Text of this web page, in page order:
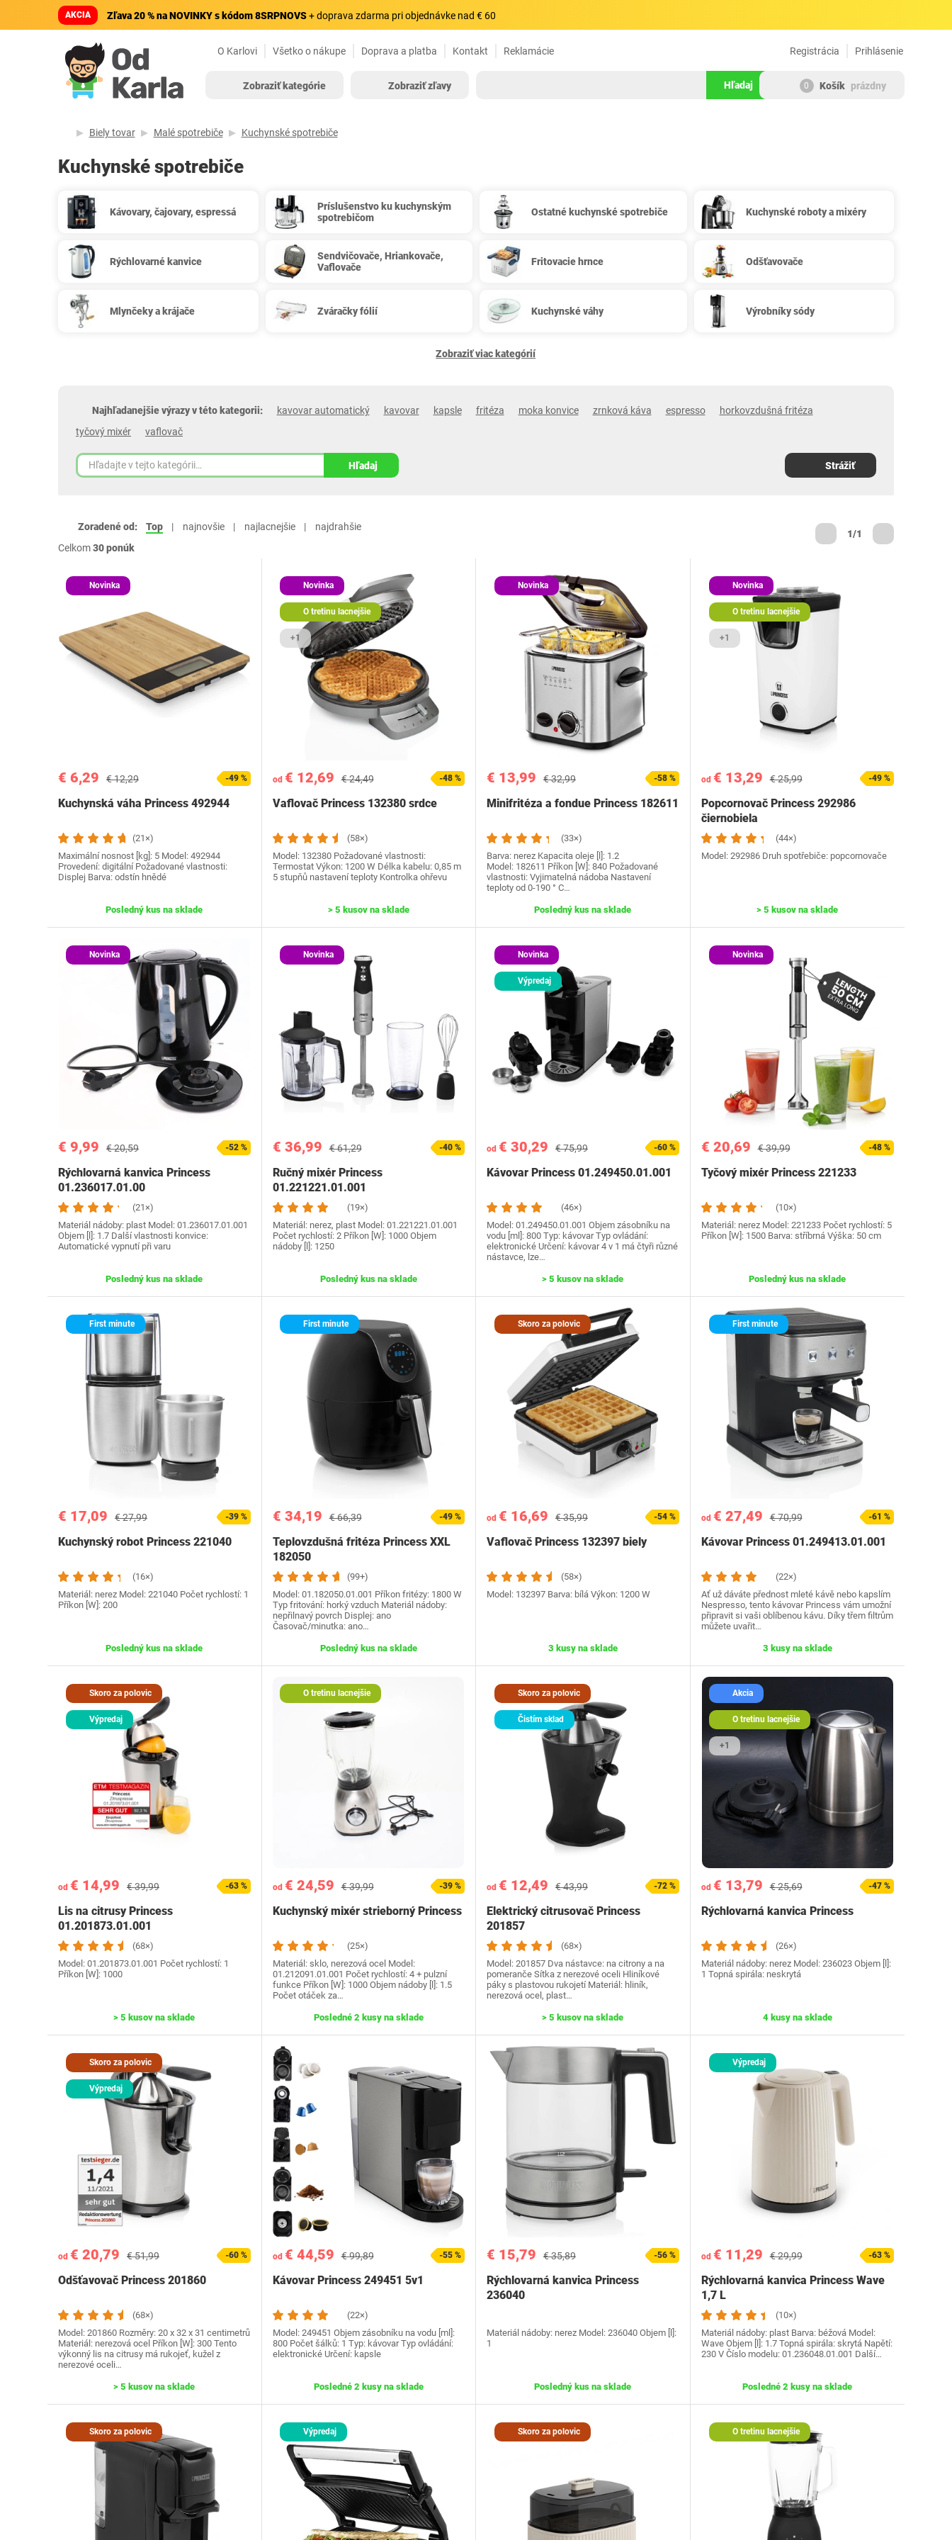
AKCIA Zľava 20 % na NOVINKY s kódom 8SRPNOVS+ doprava zdarma pri objednávke nad € 60
O Karlovi Všetko o nákupe Doprava a platba Kontakt Reklamácie Prihlásenie
Registrácia
Zobraziť kategórie Zobraziť zľavy Hľadaj 0 Košík prázdny
Biely tovar Malé spotrebiče Kuchynské spotrebiče
Kuchynské spotrebiče
Kávovary, čajovary, espressá
Príslušenstvo ku kuchynským
spotrebičom
Ostatné kuchynské spotrebiče Kuchynské roboty a mixéry
Rýchlovarné kanvice
Sendvičovače, Hriankovače,
Vaflovače
Fritovacie hrnce Odšťavovače
Mlynčeky a krájače Zváračky fólií Kuchynské váhy Výrobníky sódy
Zobraziť viac kategórií
Najhľadanejšie výrazy v této kategorii: kavovar automatický kavovar kapsle fritéza moka konvice zrnková káva espresso
horkovzdušná fritéza
tyčový mixér
vaflovač
Hľadaj Strážiť
Zoradené od: Top najnovšie najlacnejšie
najdrahšie
Celkom30 ponúk
1/1
Novinka
€ 6,29 € 12,29 -49 %
Kuchynská váha Princess 492944
(21×)
Maximální nosnost [kg]: 5 Model: 492944
Provedení: digitální Požadované vlastnosti:
Displej Barva: odstín hnědé
Posledný kus na sklade
Novinka
O tretinu lacnejšie
+1
od € 12,69 € 24,49 -48 %
Vaflovač Princess 132380 srdce
(58×)
Model: 132380 Požadované vlastnosti:
Termostat Výkon: 1200 W Délka kabelu: 0,85 m
5 stupňů nastavení teploty Kontrolka ohřevu
> 5 kusov na sklade
Novinka
€ 13,99 € 32,99 -58 %
Minifritéza a fondue Princess 182611
(33×)
Barva: nerez Kapacita oleje [l]: 1.2
Model: 182611 Příkon [W]: 840 Požadované
vlastnosti: Vyjimatelná nádoba Nastavení
teploty od 0-190 ° C…
Posledný kus na sklade
Novinka
O tretinu lacnejšie
+1
od € 13,29 € 25,99 -49 %
Popcornovač Princess 292986
čiernobiela
(44×)
Model: 292986 Druh spotřebiče: popcornovače
> 5 kusov na sklade
Novinka
€ 9,99 € 20,59 -52 %
Rýchlovarná kanvica Princess
01.236017.01.00
(21×)
Materiál nádoby: plast Model: 01.236017.01.001
Objem [l]: 1.7 Další vlastnosti konvice:
Automatické vypnutí při varu
Posledný kus na sklade
Novinka
€ 36,99 € 61,29 -40 %
Ručný mixér Princess
01.221221.01.001
(19×)
Materiál: nerez, plast Model: ‎01.221221.01.001
Počet rychlostí: 2 Příkon [W]: 1000 Objem
nádoby [l]: 1250
Posledný kus na sklade
Novinka
Výpredaj
od € 30,29 € 75,99 -60 %
Kávovar Princess 01.249450.01.001
(46×)
Model: ‎01.249450.01.001 Objem zásobníku na
vodu [ml]: 800 Typ: kávovar Typ ovládání:
elektronické Určení: kávovar 4 v 1 má čtyři různé
nástavce, lze…
> 5 kusov na sklade
Novinka
€ 20,69 € 39,99 -48 %
Tyčový mixér Princess 221233
(10×)
Materiál: nerez Model: 221233 Počet rychlostí: 5
Příkon [W]: 1500 Barva: stříbrná Výška: 50 cm
Posledný kus na sklade
First minute
€ 17,09 € 27,99 -39 %
Kuchynský robot Princess 221040
(16×)
Materiál: nerez Model: 221040 Počet rychlostí: 1
Příkon [W]: 200
Posledný kus na sklade
First minute
€ 34,19 € 66,39 -49 %
Teplovzdušná fritéza Princess XXL
182050
(99+)
Model: 01.182050.01.001 Příkon fritézy: 1800 W
Typ fritování: horký vzduch Materiál nádoby:
nepřilnavý povrch Displej: ano
Časovač/minutka: ano…
Posledný kus na sklade
Skoro za polovic
od € 16,69 € 35,99 -54 %
Vaflovač Princess 132397 biely
(58×)
Model: 132397 Barva: bílá Výkon: 1200 W
3 kusy na sklade
First minute
od € 27,49 € 70,99 -61 %
Kávovar Princess 01.249413.01.001
(22×)
Ať už dáváte přednost mleté kávě nebo kapslím
Nespresso, tento kávovar Princess vám umožní
připravit si vaši oblíbenou kávu. Díky třem filtrům
můžete uvařit…
3 kusy na sklade
Skoro za polovic
Výpredaj
od € 14,99 € 39,99 -63 %
Lis na citrusy Princess
01.201873.01.001
(68×)
Model: 01.201873.01.001 Počet rychlostí: 1
Příkon [W]: 1000
> 5 kusov na sklade
O tretinu lacnejšie
od € 24,59 € 39,99 -39 %
Kuchynský mixér strieborný Princess
(25×)
Materiál: sklo, nerezová ocel Model:
‎01.212091.01.001 Počet rychlostí: 4 + pulzní
funkce Příkon [W]: 1000 Objem nádoby [l]: 1.5
Počet otáček za…
Posledné 2 kusy na sklade
Skoro za polovic
Čistím sklad
od € 12,49 € 43,99 -72 %
Elektrický citrusovač Princess
201857
(68×)
Model: 201857 Dva nástavce: na citrony a na
pomeranče Sítka z nerezové oceli Hliníkové
páky s plastovou rukojetí Materiál: hliník,
nerezová ocel, plast…
> 5 kusov na sklade
Akcia
O tretinu lacnejšie
+1
od € 13,79 € 25,69 -47 %
Rýchlovarná kanvica Princess
(26×)
Materiál nádoby: nerez Model: 236023 Objem [l]:
1 Topná spirála: neskrytá
4 kusy na sklade
Skoro za polovic
Výpredaj
od € 20,79 € 51,99 -60 %
Odšťavovač Princess 201860
(68×)
Model: 201860 Rozměry: 20 x 32 x 31 centimetrů
Materiál: nerezová ocel Příkon [W]: 300 Tento
výkonný lis na citrusy má rukojeť, kužel z
nerezové oceli…
> 5 kusov na sklade
od € 44,59 € 99,89 -55 %
Kávovar Princess 249451 5v1
(22×)
Model: 249451 Objem zásobníku na vodu [ml]:
800 Počet šálků: 1 Typ: kávovar Typ ovládání:
elektronické Určení: kapsle
Posledné 2 kusy na sklade
€ 15,79 € 35,89 -56 %
Rýchlovarná kanvica Princess
236040
Materiál nádoby: nerez Model: 236040 Objem [l]:
1
Posledný kus na sklade
Výpredaj
od € 11,29 € 29,99 -63 %
Rýchlovarná kanvica Princess Wave
1,7 L
(10×)
Materiál nádoby: plast Barva: béžová Model:
Wave Objem [l]: 1.7 Topná spirála: skrytá Napětí:
230 V Číslo modelu: 01.236048.01.001 Další…
Posledné 2 kusy na sklade
Skoro za polovic Výpredaj Skoro za polovic O tretinu lacnejšie